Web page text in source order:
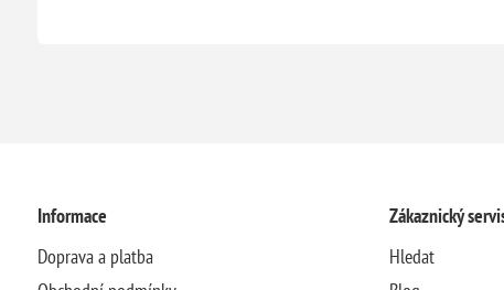
Informace
Doprava a platba
Zákaznický
Hledat